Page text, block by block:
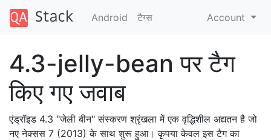
Android टैग्‍स Account
4.3-jelly-bean पर टैग
किए गए जवाब
एंड्रॉइड 4.3 "जेली बीन" संस्करण श्रृंखला में एक वृद्धिशील अद्यतन है जो
नए नेक्सस 7 (2013) के साथ शुरू हुआ। कृपया केवल इस टैग का